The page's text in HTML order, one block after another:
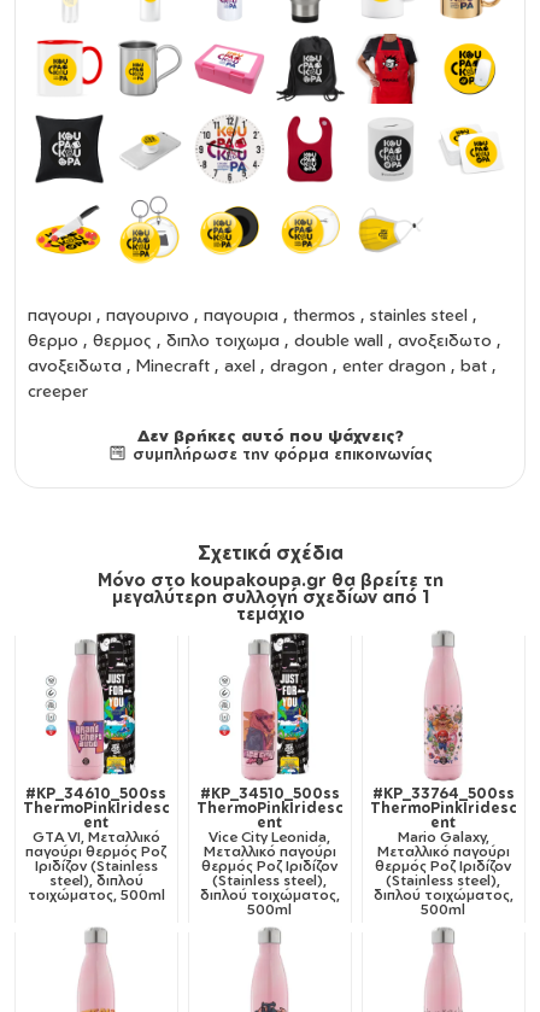
παγουρι , παγουρινο , παγουρια , thermos , stainles steel ,
θερμο , θερμος , διπλο τοιχωμα , double wall , ανοξειδωτο ,
ανοξειδωτα , Minecraft , axel , dragon , enter dragon , bat ,
creeper
Δεν βρήκες αυτό που ψάχνεις?
συμπλήρωσε την φόρμα επικοινωνίας
Σχετικά σχέδια
Μόνο στο koupakoupa.gr θα βρείτε τη
μεγαλύτερη συλλογή σχεδίων από 1
τεμάχιο
#KP_34610_500ss
ThermoPinkIridesc
ent
GTA VI, Μεταλλικό
παγούρι θερμός Ροζ
Ιριδίζον (Stainless
steel), διπλού
τοιχώματος, 500ml
#KP_34510_500ss
ThermoPinkIridesc
ent
Vice City Leonida,
Μεταλλικό παγούρι
θερμός Ροζ Ιριδίζον
(Stainless steel),
διπλού τοιχώματος,
500ml
#KP_33764_500ss
ThermoPinkIridesc
ent
Mario Galaxy,
Μεταλλικό παγούρι
θερμός Ροζ Ιριδίζον
(Stainless steel),
διπλού τοιχώματος,
500ml